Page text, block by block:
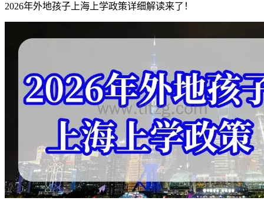
2026年外地孩子上海上学政策详细解读来了！